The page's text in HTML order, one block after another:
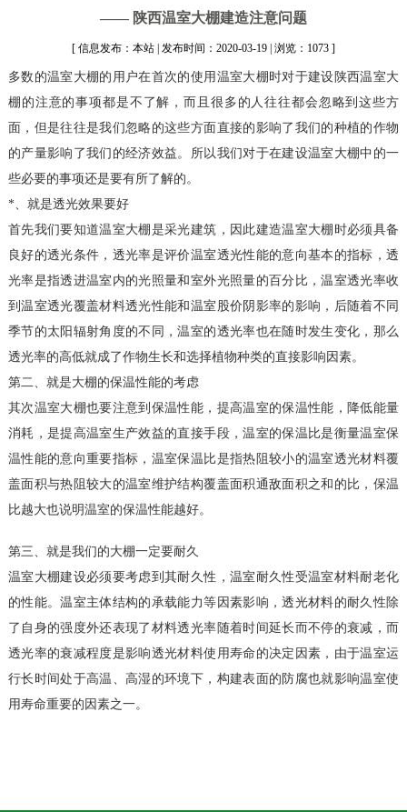
—— 陕西温室大棚建造注意问题
[ 信息发布：本站 | 发布时间：2020-03-19 | 浏览：1073 ]
多数的温室大棚的用户在首次的使用温室大棚时对于建设陕西温室大
棚的注意的事项都是不了解，而且很多的人往往都会忽略到这些方
面，但是往往是我们忽略的这些方面直接的影响了我们的种植的作物
的产量影响了我们的经济效益。所以我们对于在建设温室大棚中的一
些必要的事项还是要有所了解的。
*、就是透光效果要好
首先我们要知道温室大棚是采光建筑，因此建造温室大棚时必须具备
良好的透光条件，透光率是评价温室透光性能的意向基本的指标，透
光率是指透进温室内的光照量和室外光照量的百分比，温室透光率收
到温室透光覆盖材料透光性能和温室股价阴影率的影响，后随着不同
季节的太阳辐射角度的不同，温室的透光率也在随时发生变化，那么
透光率的高低就成了作物生长和选择植物种类的直接影响因素。
第二、就是大棚的保温性能的考虑
其次温室大棚也要注意到保温性能，提高温室的保温性能，降低能量
消耗，是提高温室生产效益的直接手段，温室的保温比是衡量温室保
温性能的意向重要指标，温室保温比是指热阻较小的温室透光材料覆
盖面积与热阻较大的温室维护结构覆盖面积通敌面积之和的比，保温
比越大也说明温室的保温性能越好。
第三、就是我们的大棚一定要耐久
温室大棚建设必须要考虑到其耐久性，温室耐久性受温室材料耐老化
的性能。温室主体结构的承载能力等因素影响，透光材料的耐久性除
了自身的强度外还表现了材料透光率随着时间延长而不停的衰减，而
透光率的衰减程度是影响透光材料使用寿命的决定因素，由于温室运
行长时间处于高温、高湿的环境下，构建表面的防腐也就影响温室使
用寿命重要的因素之一。